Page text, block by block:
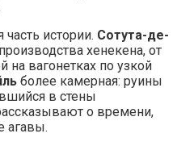
истории. Сотута-де-
хенекена, от
на вагонетках по узкой
более камерная: руины
в стены
о времени,
агавы.